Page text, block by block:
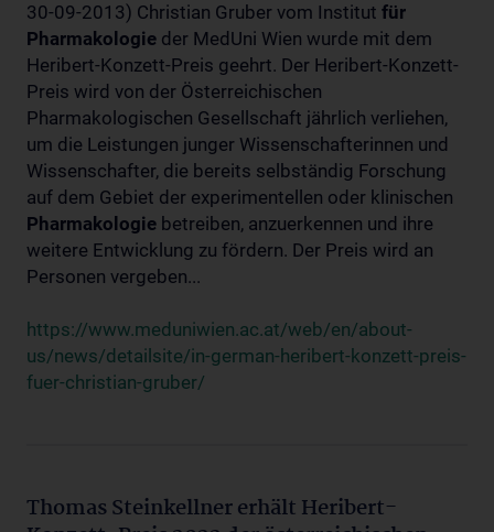
30-09-2013) Christian Gruber vom Institut für
Pharmakologie der MedUni Wien wurde mit dem
Heribert-Konzett-Preis geehrt. Der Heribert-Konzett-
Preis wird von der Österreichischen
Pharmakologischen Gesellschaft jährlich verliehen,
um die Leistungen junger Wissenschafterinnen und
Wissenschafter, die bereits selbständig Forschung
auf dem Gebiet der experimentellen oder klinischen
Pharmakologie betreiben, anzuerkennen und ihre
weitere Entwicklung zu fördern. Der Preis wird an
Personen vergeben...
https://www.meduniwien.ac.at/web/en/about-
us/news/detailsite/in-german-heribert-konzett-preis-
fuer-christian-gruber/
Thomas Steinkellner erhält Heribert-